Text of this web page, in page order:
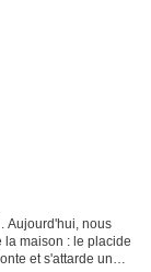
Aujourd'hui, nous
maison : le placide
et s'attarde un